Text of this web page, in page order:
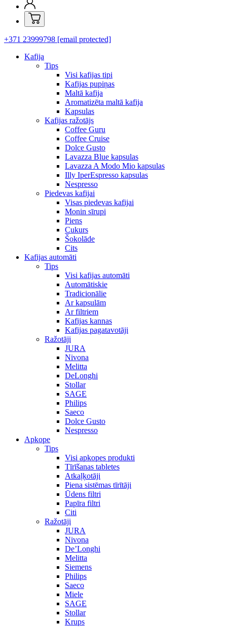
+371 23999798 [email protected]
Kafija
Tips
Visi kafijas tipi
Kafijas pupiņas
Maltā kafija
Aromatizēta maltā kafija
Kapsulas
Kafijas ražotājs
Coffee Guru
Coffee Cruise
Dolce Gusto
Lavazza Blue kapsulas
Lavazza A Modo Mio kapsulas
Illy IperEspresso kapsulas
Nespresso
Piedevas kafijai
Visas piedevas kafijai
Monin sīrupi
Piens
Cukurs
Šokolāde
Cits
Kafijas automāti
Tips
Visi kafijas automāti
Automātiskie
Tradicionālie
Ar kapsulām
Ar filtriem
Kafijas kannas
Kafijas pagatavotāji
Ražotāji
JURA
Nivona
Melitta
DeLonghi
Stollar
SAGE
Philips
Saeco
Dolce Gusto
Nespresso
Apkope
Tips
Visi apkopes produkti
Tīrīšanas tabletes
Atkaļķotāji
Piena sistēmas tīrītāji
Ūdens filtri
Papīra filtri
Citi
Ražotāji
JURA
Nivona
De’Longhi
Melitta
Siemens
Philips
Saeco
Miele
SAGE
Stollar
Krups